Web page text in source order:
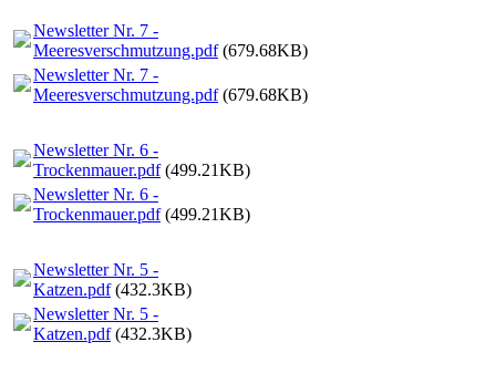
Newsletter Nr. 7 -
Meeresverschmutzung.pdf(679.68KB)
Newsletter Nr. 7 -
Meeresverschmutzung.pdf(679.68KB)
Newsletter Nr. 6 -
Trockenmauer.pdf(499.21KB)
Newsletter Nr. 6 -
Trockenmauer.pdf(499.21KB)
Newsletter Nr. 5 -
Katzen.pdf(432.3KB)
Newsletter Nr. 5 -
Katzen.pdf(432.3KB)